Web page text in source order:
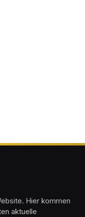
Hier kommen
aktuelle